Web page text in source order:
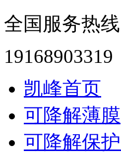
全国服务热线
19168903319
凯峰首页
可降解薄膜
可降解保